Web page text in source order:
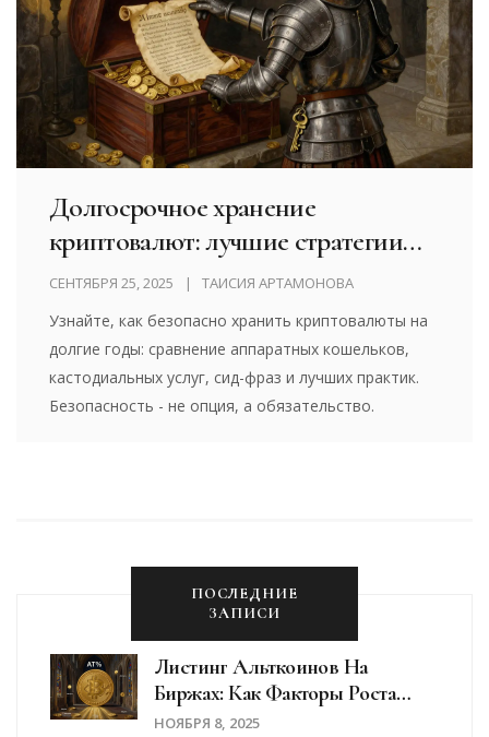
Долгосрочное хранение
криптовалют: лучшие стратегии
безопасного custody в 2025 году
СЕНТЯБРЯ 25, 2025 ТАИСИЯ АРТАМОНОВА
Узнайте, как безопасно хранить криптовалюты на
долгие годы: сравнение аппаратных кошельков,
кастодиальных услуг, сид-фраз и лучших практик.
Безопасность - не опция, а обязательство.
ПОСЛЕДНИЕ
ЗАПИСИ
Листинг Альткоинов На
Биржах: Как Факторы Роста
Цены Токена Зависят От
НОЯБРЯ 8, 2025